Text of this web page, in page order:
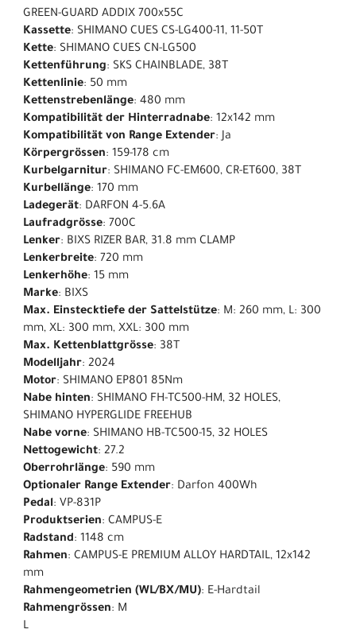
GREEN-GUARD ADDIX 700x55C
Kassette: SHIMANO CUES CS-LG400-11, 11-50T
Kette: SHIMANO CUES CN-LG500
Kettenführung: SKS CHAINBLADE, 38T
Kettenlinie: 50 mm
Kettenstrebenlänge: 480 mm
Kompatibilität der Hinterradnabe: 12x142 mm
Kompatibilität von Range Extender: Ja
Körpergrössen: 159-178 cm
Kurbelgarnitur: SHIMANO FC-EM600, CR-ET600, 38T
Kurbellänge: 170 mm
Ladegerät: DARFON 4-5.6A
Laufradgrösse: 700C
Lenker: BIXS RIZER BAR, 31.8 mm CLAMP
Lenkerbreite: 720 mm
Lenkerhöhe: 15 mm
Marke: BIXS
Max. Einstecktiefe der Sattelstütze: M: 260 mm, L: 300
mm, XL: 300 mm, XXL: 300 mm
Max. Kettenblattgrösse: 38T
Modelljahr: 2024
Motor: SHIMANO EP801 85Nm
Nabe hinten: SHIMANO FH-TC500-HM, 32 HOLES,
SHIMANO HYPERGLIDE FREEHUB
Nabe vorne: SHIMANO HB-TC500-15, 32 HOLES
Nettogewicht: 27.2
Oberrohrlänge: 590 mm
Optionaler Range Extender: Darfon 400Wh
Pedal: VP-831P
Produktserien: CAMPUS-E
Radstand: 1148 cm
Rahmen: CAMPUS-E PREMIUM ALLOY HARDTAIL, 12x142
mm
Rahmengeometrien (WL/BX/MU): E-Hardtail
Rahmengrössen: M
L